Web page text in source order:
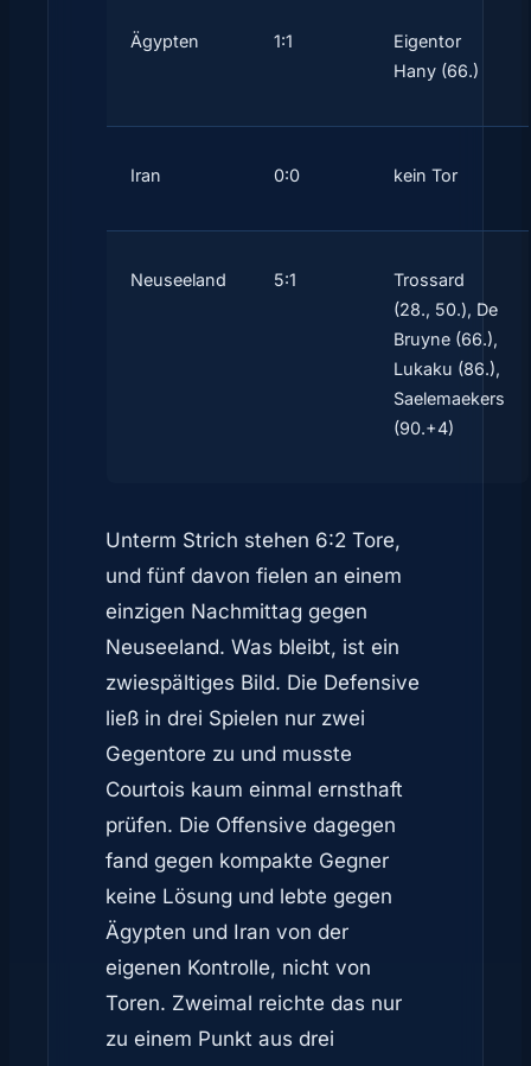
Ägypten 1:1
Eigentor
Hany (66.)
Iran 0:0 kein Tor
Neuseeland 5:1
Trossard
(28., 50.), De
Bruyne (66.),
Lukaku (86.),
Saelemaekers
(90.+4)
Unterm Strich stehen 6:2 Tore,
und fünf davon fielen an einem
einzigen Nachmittag gegen
Neuseeland. Was bleibt, ist ein
zwiespältiges Bild. Die Defensive
ließ in drei Spielen nur zwei
Gegentore zu und musste
Courtois kaum einmal ernsthaft
prüfen. Die Offensive dagegen
fand gegen kompakte Gegner
keine Lösung und lebte gegen
Ägypten und Iran von der
eigenen Kontrolle, nicht von
Toren. Zweimal reichte das nur
zu einem Punkt aus drei